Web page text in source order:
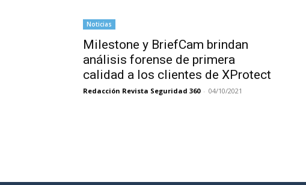
Noticias
Milestone y BriefCam brindan
análisis forense de primera
calidad a los clientes de XProtect
Redacción Revista Seguridad 360 - 04/10/2021